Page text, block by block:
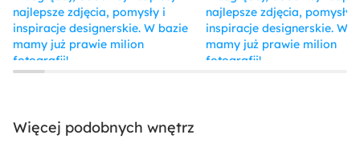
Więcej podobnych wnętrz